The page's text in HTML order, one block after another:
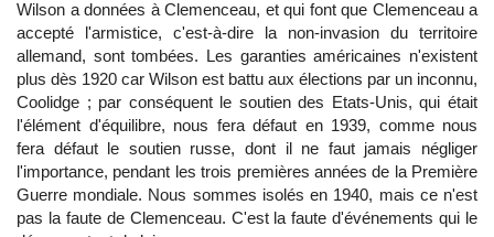
Wilson a données à Clemenceau, et qui font que Clemenceau a
accepté l'armistice, c'est-à-dire la non-invasion du territoire
allemand, sont tombées. Les garanties américaines n'existent
plus dès 1920 car Wilson est battu aux élections par un inconnu,
Coolidge ; par conséquent le soutien des Etats-Unis, qui était
l'élément d'équilibre, nous fera défaut en 1939, comme nous
fera défaut le soutien russe, dont il ne faut jamais négliger
l'importance, pendant les trois premières années de la Première
Guerre mondiale. Nous sommes isolés en 1940, mais ce n'est
pas la faute de Clemenceau. C'est la faute d'événements qui le